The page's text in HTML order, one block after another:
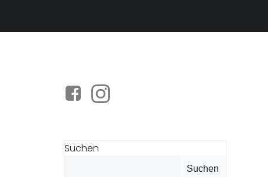
Suchen
Suchen